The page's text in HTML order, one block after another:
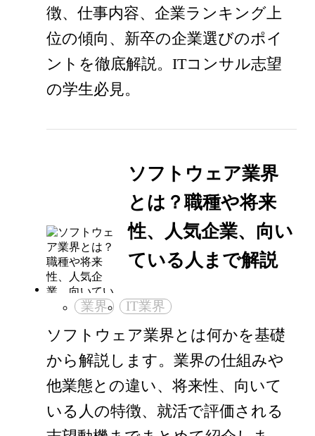
徴、仕事内容、企業ランキング上
位の傾向、新卒の企業選びのポイ
ントを徹底解説。ITコンサル志望
の学生必見。
ソフトウェア業界
とは？職種や将来
性、人気企業、向い
ている人まで解説
業界 IT業界
ソフトウェア業界とは何かを基礎
から解説します。業界の仕組みや
他業態との違い、将来性、向いて
いる人の特徴、就活で評価される